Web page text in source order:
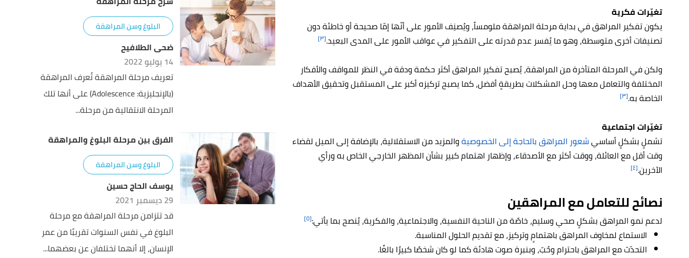
تغيّرات فكرية
يكون تفكير المراهق في بداية مرحلة المراهقة ملومساً، ويُصنِف الأمور على أنّها إمّا صحيحة أو خاطئة دون
تصنيفات أخرى متوسطة، وهو ما يُفسر عدم قدرته على التفكير في عواقب الأمور على المدى البعيد.[٣]
ولكن في المرحلة المتأخرة من المراهقة، يُصبح تفكير المراهق أكثر حكمة ودقة في النظر للمواقف والأفكار
المختلفة والتعامل معها وحل المشكلات بطريقةٍ أفضل، كما يصبح تركيزه أكبر على المستقبل وتحقيق الأهداف
الخاصة به.[٣]
تغيّرات اجتماعية
تشملٍ بشكلٍ أساسيشعور المراهق بالحاجة إلى الخصوصيةوالمزيد من الاستقلالية، بالإضافة إلى الميل لقضاء
وقت أقل مع العائلة، ووقت أكثر مع الأصدقاء، وإظهار اهتمام كبير بشأن المظهر الخارجي الخاص به ورأي
الآخرين.[٤]
نصائح للتعامل مع المراهقين
لدعم نمو المراهق بشكلٍ صحي وسليم، خاصًة من الناحية النفسية، والاجتماعية، والفكرية، يُنصح بما يأتي:[٥]
الاستماع لمخاوف المراهق باهتمامٍ وتركيز، مع تقديم الحلول المناسبة.
التحدّث مع المراهق باحترام وحُبّ، وبنبرة صوت هادئة كما لو كان شخصًا كبيرًا بالغًا.
البلوغ وسن المراهقة
ضحى الطلافيح
14 يوليو 2022
تعريف مرحلة المراهقة تُعرف المراهقة
(بالإنجليزية: Adolescence) على أنها تلك
المرحلة الانتقالية من مرحلة...
الفرق بين مرحلة البلوغ والمراهقة
البلوغ وسن المراهقة
يوسف الحاج حسين
29 ديسمبر 2021
قد تتزامن مرحلة المراهقة مع مرحلة
البلوغ في نفس السنوات تقريبًا من عمر
الإنسان، إلا أنهما تختلفان عن بعضهما...